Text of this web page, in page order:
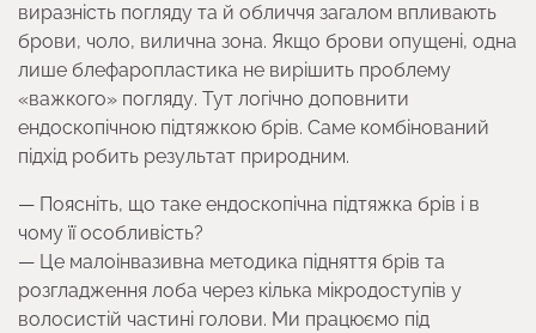
виразність погляду та й обличчя загалом впливають
брови, чоло, вилична зона. Якщо брови опущені, одна
лише блефаропластика не вирішить проблему
«важкого» погляду. Тут логічно доповнити
ендоскопічною підтяжкою брів. Саме комбінований
підхід робить результат природним.
— Поясніть, що таке ендоскопічна підтяжка брів і в
чому її особливість?
— Це малоінвазивна методика підняття брів та
розгладження лоба через кілька мікродоступів у
волосистій частині голови. Ми працюємо під